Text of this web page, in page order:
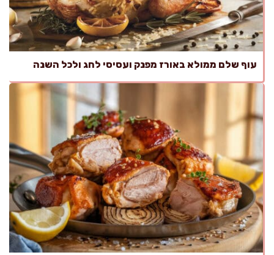
עוף שלם ממולא באורז מפנק ועסיסי לחג ולכל השנה